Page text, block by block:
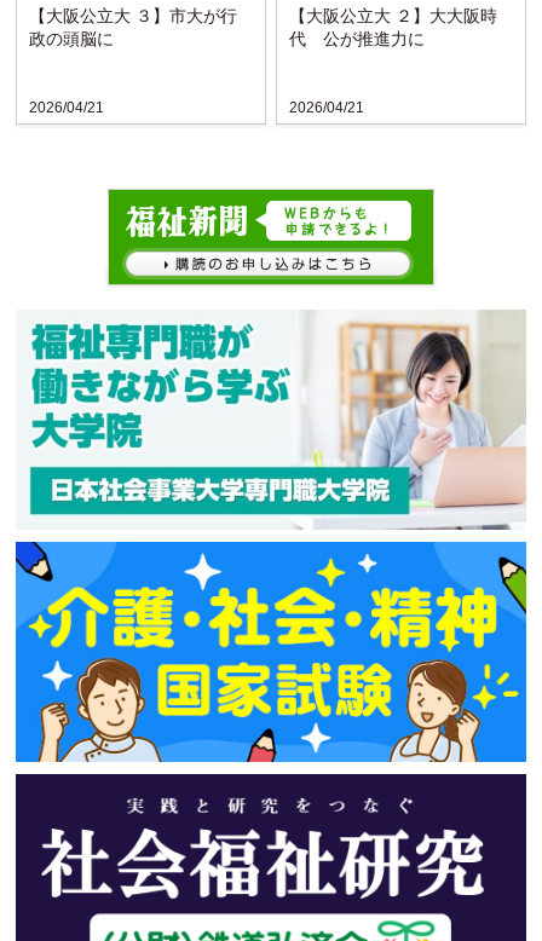
2026/04/21
【大阪公立大 ３】市大が行
政の頭脳に
2026/04/21
【大阪公立大 ２】大大阪時
代 公が推進力に